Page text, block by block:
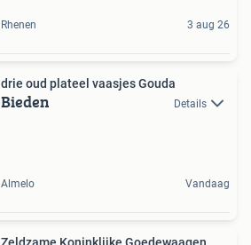
Rhenen 3 aug 26
drie oud plateel vaasjes Gouda
Bieden Details
Almelo Vandaag